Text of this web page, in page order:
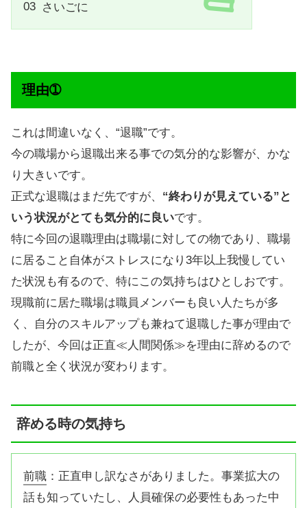
さいごに
理由➀
これは間違いなく、“退職”です。
今の職場から退職出来る事での気分的な影響が、かな
り大きいです。
正式な退職はまだ先ですが、 “終わりが見えている”と
いう状況がとても気分的に良いです。
特に今回の退職理由は職場に対しての物であり、職場
に居ること自体がストレスになり3年以上我慢してい
た状況も有るので、特にこの気持ちはひとしおです。
現職前に居た職場は職員メンバーも良い人たちが多
く、自分のスキルアップも兼ねて退職した事が理由で
したが、今回は正直≪人間関係≫を理由に辞めるので
前職と全く状況が変わります。
辞める時の気持ち
前職 ：正直申し訳なさがありました。事業拡大の
話も知っていたし、人員確保の必要性もあった中